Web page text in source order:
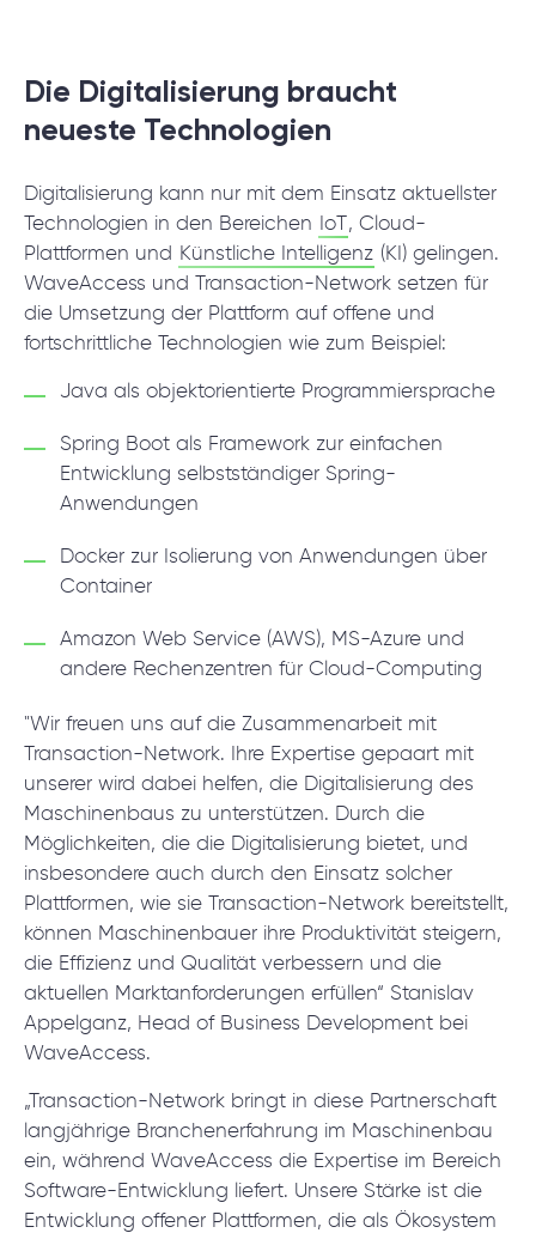
Die Digitalisierung braucht
neueste Technologien
Digitalisierung kann nur mit dem Einsatz aktuellster
Technologien in den Bereichen
IoT
, Cloud-
Plattformen und Künstliche Intelligenz (KI) gelingen.
WaveAccess und Transaction-Network setzen für
die Umsetzung der Plattform auf offene und
fortschrittliche Technologien wie zum Beispiel:
Java als objektorientierte Programmiersprache
Spring Boot als Framework zur einfachen
Entwicklung selbstständiger Spring-
Anwendungen
Docker zur Isolierung von Anwendungen über
Container
Amazon Web Service (AWS), MS-Azure und
andere Rechenzentren für Cloud-Computing
"Wir freuen uns auf die Zusammenarbeit mit
Transaction-Network. Ihre Expertise gepaart mit
unserer wird dabei helfen, die Digitalisierung des
Maschinenbaus zu unterstützen. Durch die
Möglichkeiten, die die Digitalisierung bietet, und
insbesondere auch durch den Einsatz solcher
Plattformen, wie sie Transaction-Network bereitstellt,
können Maschinenbauer ihre Produktivität steigern,
die Effizienz und Qualität verbessern und die
aktuellen Marktanforderungen erfüllen“ Stanislav
Appelganz, Head of Business Development bei
WaveAccess.
„Transaction-Network bringt in diese Partnerschaft
langjährige Branchenerfahrung im Maschinenbau
ein, während WaveAccess die Expertise im Bereich
Software-Entwicklung liefert. Unsere Stärke ist die
Entwicklung offener Plattformen, die als Ökosystem